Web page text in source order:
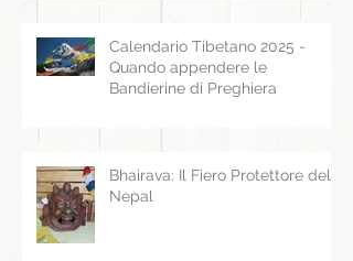
Calendario Tibetano 2025 -
Quando appendere le
Bandierine di Preghiera
Bhairava: Il Fiero Protettore del
Nepal